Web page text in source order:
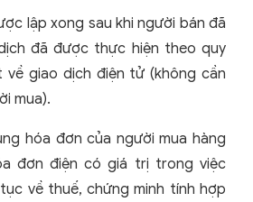
lập xong sau khi người bán đã
đã được thực hiện theo quy
về giao dịch điện tử (không cần
mua).
hóa đơn của người mua hàng
đơn điện có giá trị trong việc
về thuế, chứng minh tính hợp